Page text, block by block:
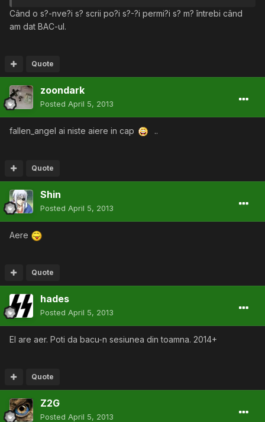
Când o s?-nve?i s? scrii po?i s?-?i permi?i s? m? întrebi când
am dat BAC-ul.
Quote
zoondark
Posted April 5, 2013
fallen_angel ai niste aiere in cap ..
Quote
Shin
Posted April 5, 2013
Aere
Quote
hades
Posted April 5, 2013
El are aer. Poti da bacu-n sesiunea din toamna. 2014+
Quote
Z2G
Posted April 5, 2013